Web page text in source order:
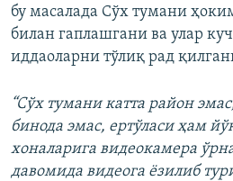
бу масалада Сўх тумани
билан гаплашгани ва улар
иддаоларни тўлиқ рад
“Сўх тумани катта район
бинода эмас, ертўласи ҳам
хоналарига видеокамера
давомида видеога ёзилиб